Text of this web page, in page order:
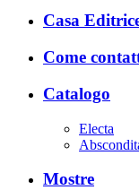
Casa
Come
Catalogo
Electa
Mostre